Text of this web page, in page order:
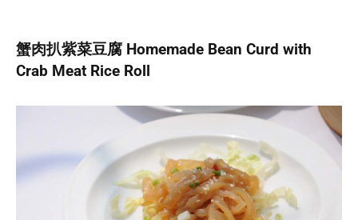
蟹肉扒紫菜豆腐 Homemade Bean Curd with
Crab Meat Rice Roll